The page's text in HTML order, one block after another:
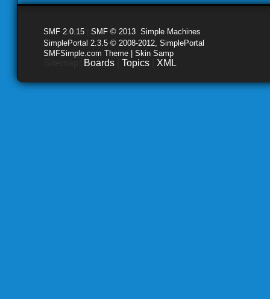
SMF 2.0.15 SMF © 2013 Simple Machines
SimplePortal 2.3.5 © 2008-2012, SimplePortal
SMFSimple.com Theme | Skin Samp
Boards Topics XML